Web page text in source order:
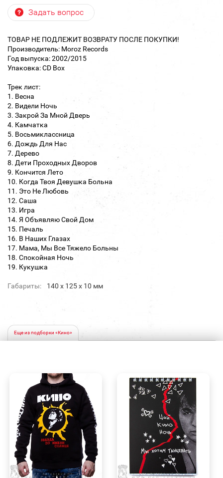
Задать вопрос
ТОВАР НЕ ПОДЛЕЖИТ ВОЗВРАТУ ПОСЛЕ ПОКУПКИ!
Производитель: Moroz Records
Год выпуска: 2002/2015
Упаковка: CD Box
Трек лист:
1. Весна
2. Видели Ночь
3. Закрой За Мной Дверь
4. Камчатка
5. Восьмиклассница
6. Дождь Для Нас
7. Дерево
8. Дети Проходных Дворов
9. Кончится Лето
10. Когда Твоя Девушка Больна
11. Это Не Любовь
12. Саша
13. Игра
14. Я Объявляю Свой Дом
15. Печаль
16. В Наших Глазах
17. Мама, Мы Все Тяжело Больны
18. Спокойная Ночь
19. Кукушка
Габариты: 140 х 125 х 10 мм
Еще из подборки «Кино»